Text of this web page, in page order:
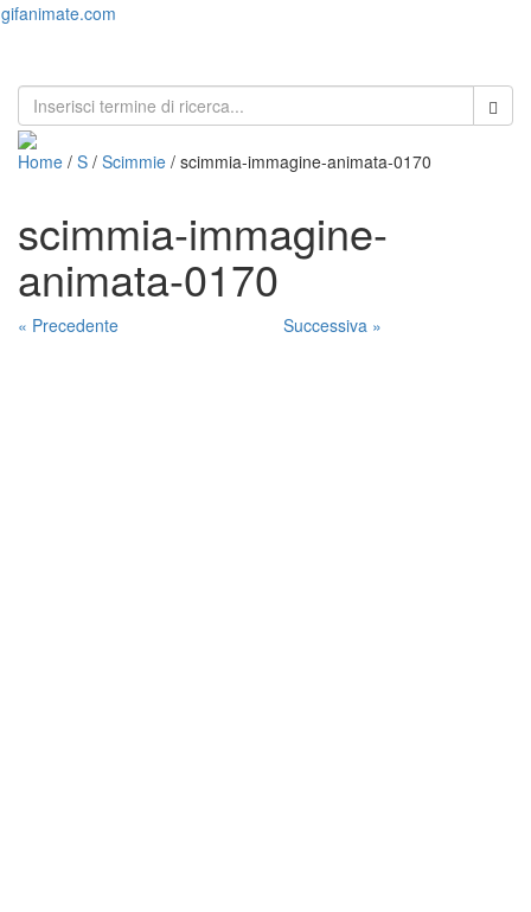
gifanimate.com
Home / S / Scimmie / scimmia-immagine-animata-0170
scimmia-immagine-
animata-0170
« Precedente Successiva »